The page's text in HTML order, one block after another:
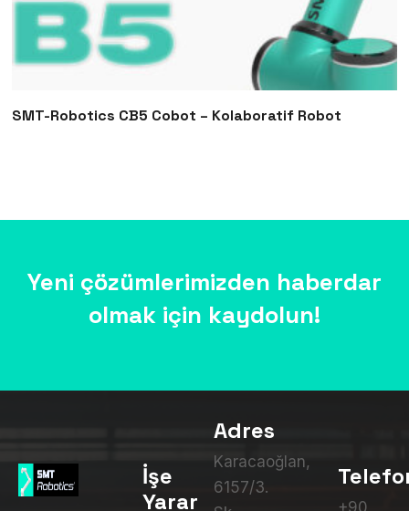
SMT-Robotics CB5 Cobot – Kolaboratif Robot
Yeni çözümlerimizden haberdar
olmak için kaydolun!
İşe
Yarar
Adres
Karacaoğlan,
6157/3.
+90